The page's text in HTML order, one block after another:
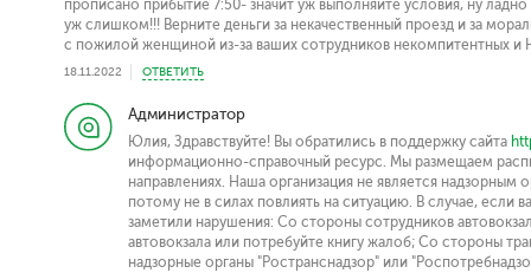
прописано прибытие 7:50- значит уж выполняйте условия, ну
уж слишком!!! Верните деньги за некачественный проезд и за
с пожилой женщиной из-за ваших сотрудников некомпитентных и
18.11.2022 ОТВЕТИТЬ
Администратор
Юлия, Здравствуйте! Вы обратились в поддержку сайта
информационно-справочный ресурс. Мы размещаем
направлениях. Наша организация не является
потому не в силах повлиять на ситуацию. В случае, если
заметили нарушения: Со стороны сотрудников
автовокзала или потребуйте книгу жалоб; Со стороны
надзорные органы "Ространснадзор" или